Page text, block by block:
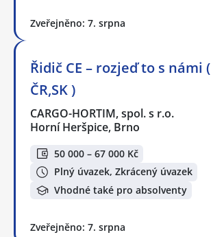
Zveřejněno: 7. srpna
Řidič CE – rozjeď to s námi (
ČR,SK )
CARGO-HORTIM, spol. s r.o.
Horní Heršpice, Brno
50 000 – 67 000 Kč
Plný úvazek, Zkrácený úvazek
Vhodné také pro absolventy
Zveřejněno: 7. srpna